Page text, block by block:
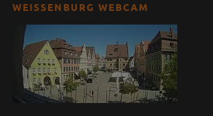
WEISSENBURG WEBCAM